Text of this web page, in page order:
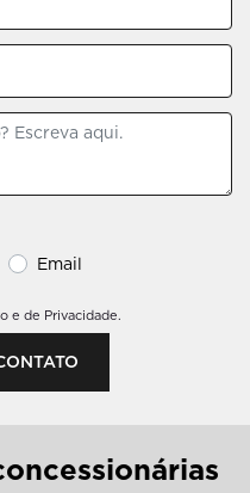
Email
e de Privacidade.